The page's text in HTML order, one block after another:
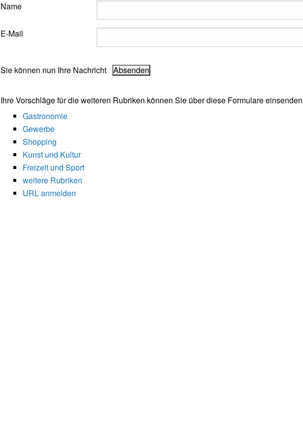
Name
E-Mail
Sie können nun Ihre Nachricht
Ihre Vorschläge für die weiteren Rubriken können Sie über diese Formulare
Gastronomie
Gewerbe
Shopping
Kunst und Kultur
Freizeit und Sport
weitere Rubriken
URL anmelden